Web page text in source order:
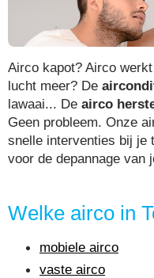
Airco kapot? Airco
lucht meer? De
lawaai... De airco
Geen probleem. Onze
snelle interventies bij je
voor de depannage van
Welke airco in
mobiele airco
vaste airco